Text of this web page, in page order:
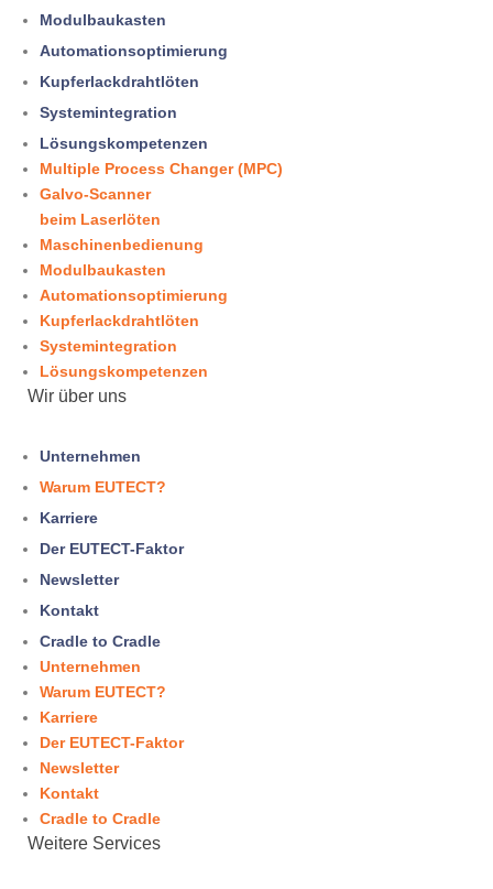
Modulbaukasten
Automationsoptimierung
Kupferlack­draht­löten
Systemintegration
Lösungskompetenzen
Multiple Process Changer (MPC)
Galvo-Scanner
beim Laserlöten
Maschinenbedienung
Modulbaukasten
Automationsoptimierung
Kupferlack­draht­löten
Systemintegration
Lösungskompetenzen
Wir über uns
Unternehmen
Warum EUTECT?
Karriere
Der EUTECT-Faktor
Newsletter
Kontakt
Cradle to Cradle
Unternehmen
Warum EUTECT?
Karriere
Der EUTECT-Faktor
Newsletter
Kontakt
Cradle to Cradle
Weitere Services